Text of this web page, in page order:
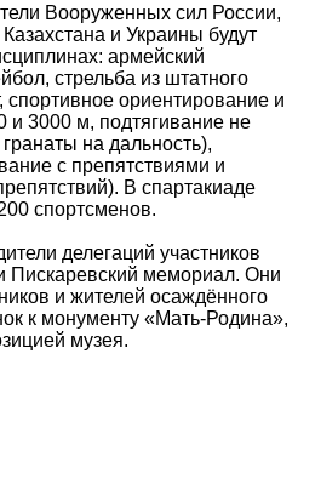
Вооруженных сил России,
и Украины будут
армейский
стрельба из штатного
спортивное ориентирование и
и 3000 м, подтягивание не
на дальность),
с препятствиями и
В спартакиаде
спортсменов.
делегаций участников
Пискаревский мемориал. Они
и жителей осаждённого
к монументу «Мать-Родина»,
музея.